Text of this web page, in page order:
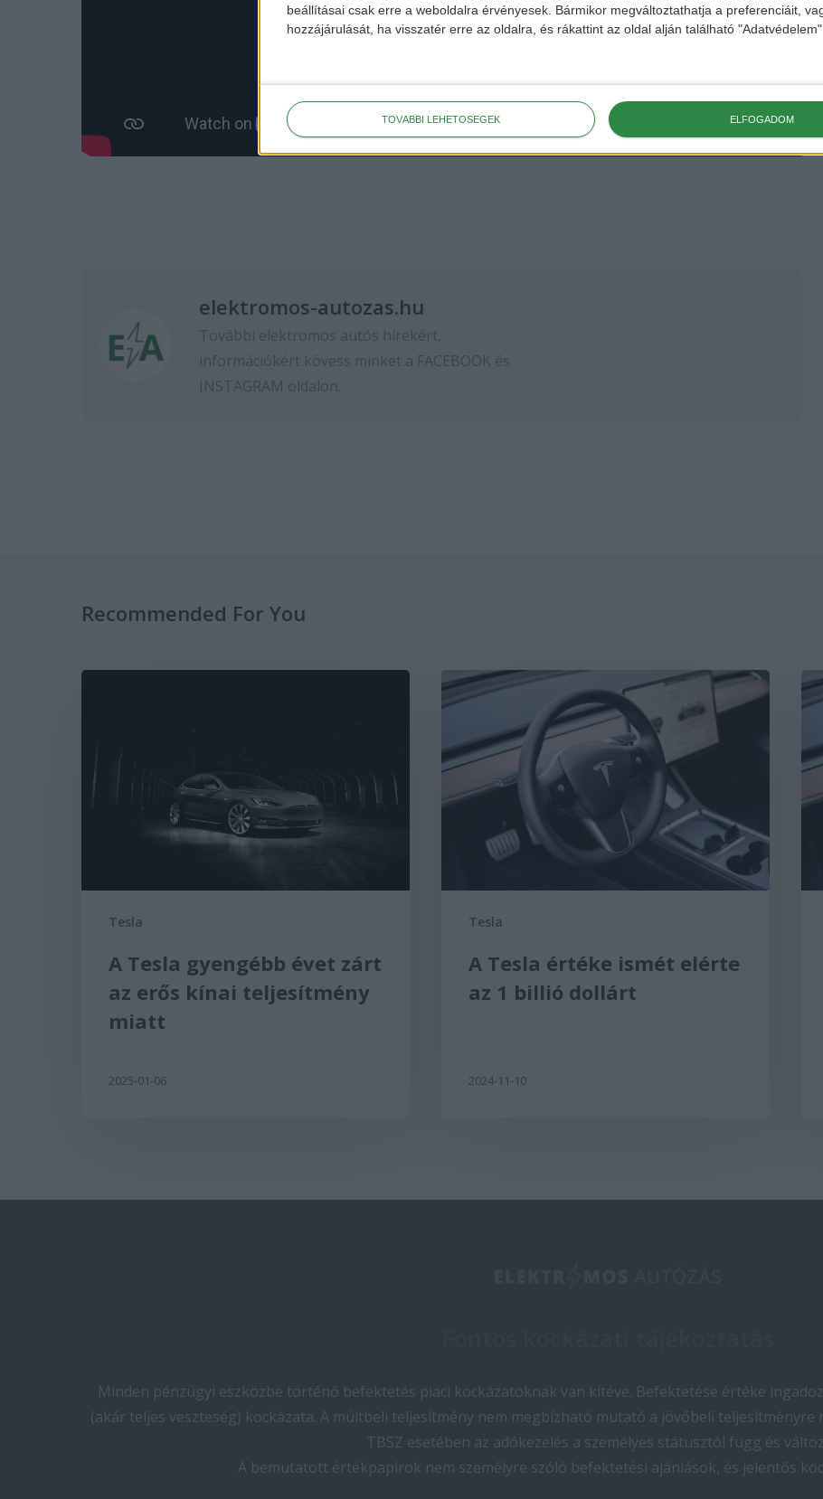
beállításai csak erre a weboldalra érvényesek. Bármikor megváltoztathatja a preferenciáit,
hozzájárulását, ha visszatér erre az oldalra, és rákattint az oldal alján található "Adatvédelem"
TOVÁBBI LEHETŐSÉGEK ELFOGADOM
elektromos-autozas.hu
További elektromos autós hírekért,
információkért kövess minket a FACEBOOK és
INSTAGRAM oldalon.
Recommended For You
Tesla
A Tesla gyengébb évet zárt
az erős kínai teljesítmény
miatt
2025-01-06
Tesla
A Tesla értéke ismét elérte
az 1 billió dollárt
2024-11-10
Minden pénzügyi eszközbe történő befektetés piaci kockázatoknak van kitéve. Befektetése értéke
(akár teljes veszteség) kockázata. A múltbeli teljesítmény nem megbízható mutató a jövőbeli
TBSZ esetében az adókezelés a személyes státusztól függ és
A bemutatott értékpapírok nem személyre szóló befektetési ajánlások, és jelentős